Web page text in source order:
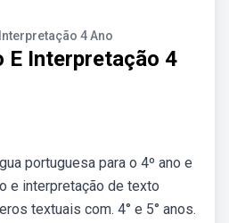
4 Ano
E Interpretação 4
portuguesa para o 4º ano e
e interpretação de texto
textuais com. 4° e 5° anos.